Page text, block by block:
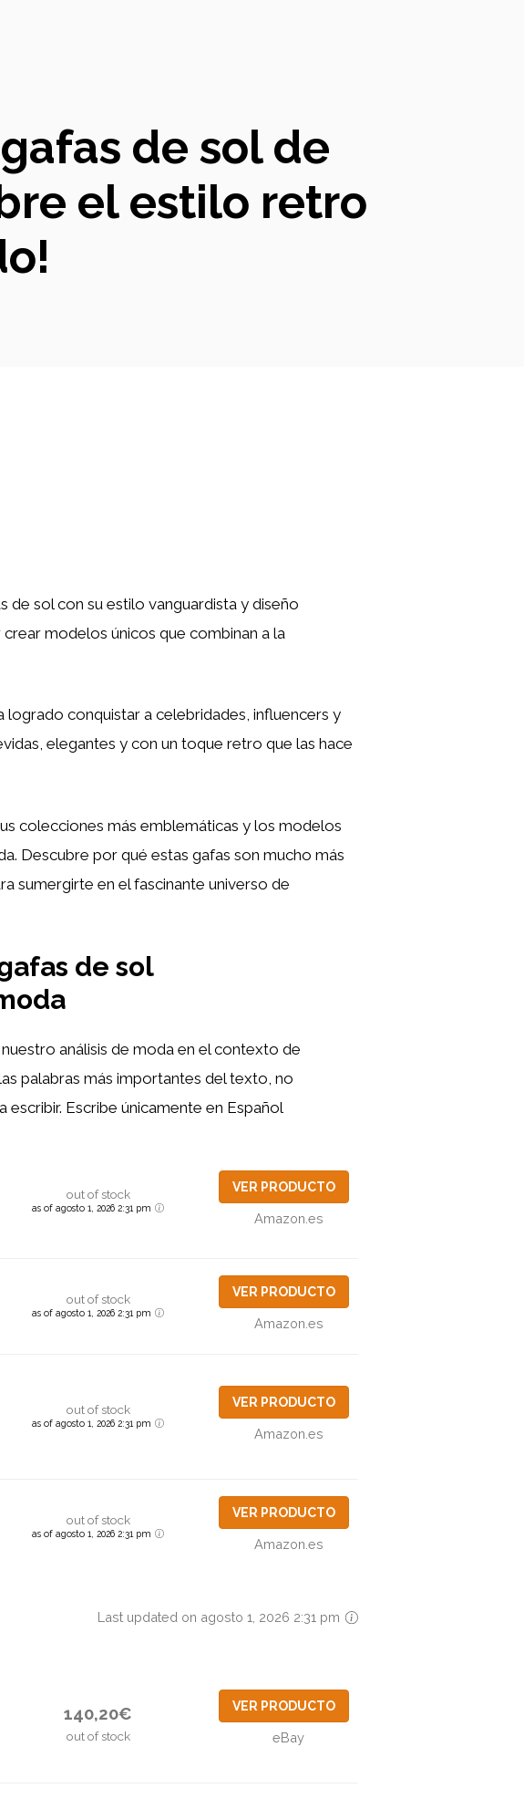
de sol de
el estilo retro
de sol con su estilo vanguardista y diseño
modelos únicos que combinan a la
logrado conquistar a celebridades, influencers y
elegantes y con un toque retro que las hace
colecciones más emblemáticas y los modelos
Descubre por qué estas gafas son mucho más
sumergirte en el fascinante universo de
de sol
análisis de moda en el contexto de
palabras más importantes del texto, no
escribir. Escribe únicamente en Español
out of stock
as of agosto 1, 2026 2:31 pm
VER PRODUCTO
Amazon.es
out of stock
as of agosto 1, 2026 2:31 pm
VER PRODUCTO
Amazon.es
out of stock
as of agosto 1, 2026 2:31 pm
VER PRODUCTO
Amazon.es
out of stock
as of agosto 1, 2026 2:31 pm
VER PRODUCTO
Amazon.es
Last updated on agosto 1, 2026 2:31 pm
140,20€
out of stock
VER PRODUCTO
eBay